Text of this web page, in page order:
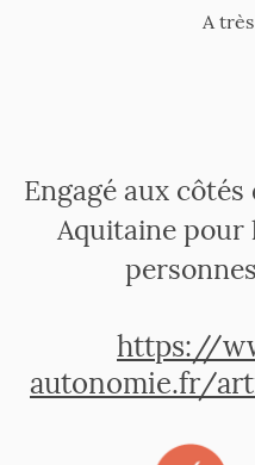
A
Engagé aux
Aquitaine pour
https://
autonomie.fr/